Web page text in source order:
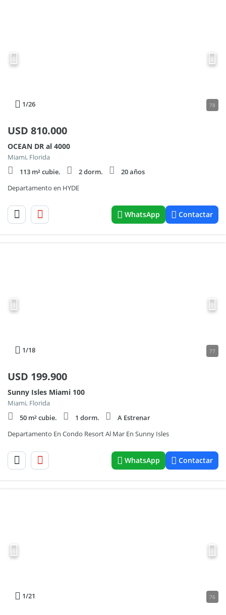
1/26 78
USD 810.000
OCEAN DR al 4000
Miami, Florida
113 m² cubie.
2 dorm.
20 años
Departamento en HYDE
WhatsApp Contactar
1/18 77
USD 199.900
Sunny Isles Miami 100
Miami, Florida
50 m² cubie.
1 dorm.
A Estrenar
Departamento En Condo Resort Al Mar En Sunny Isles
WhatsApp Contactar
1/21 76